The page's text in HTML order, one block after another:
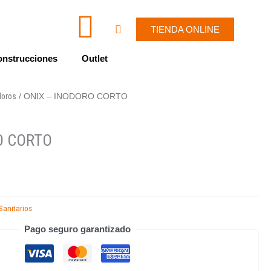
c
o
-
v
W
h
a
p
Cart TIENDA ONLINE
Outlet
/ ONIX – INODORO CORTO
CORTO
Pago seguro garantizado